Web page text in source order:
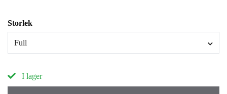
Storlek
Full
I lager